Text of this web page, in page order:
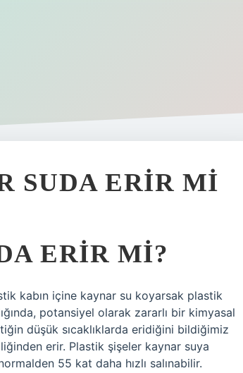
SUDA ERIR MI
ERIR MI?
kabın içine kaynar su koyarsak plastik
potansiyel olarak zararlı bir kimyasal
düşük sıcaklıklarda eridiğini bildiğimiz
erir. Plastik şişeler kaynar suya
55 kat daha hızlı salınabilir.